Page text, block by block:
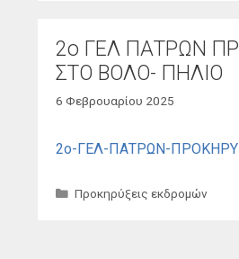
2ο ΓΕΛ ΠΑΤΡΩΝ
ΣΤΟ ΒΟΛΟ- ΠΗΛΙΟ
6 Φεβρουαρίου 2025
2ο-ΓΕΛ-ΠΑΤΡΩΝ-
Κατηγορίες
Προκηρύξεις εκδρομών